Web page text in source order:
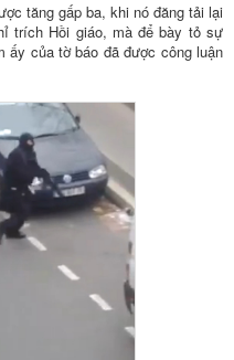
tăng gấp ba, khi nó đăng tải lại
trích Hồi giáo, mà để bày tỏ sự
ấy của tờ báo đã được công luận